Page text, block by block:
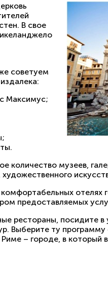
В свое
советуем
Максимус;
количество музеев,
отелях
предоставляемых
рестораны, посидите в
Выберите ту
– городе, в который